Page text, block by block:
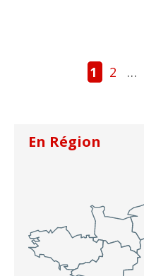
Page
1 Page
2 …
En Région